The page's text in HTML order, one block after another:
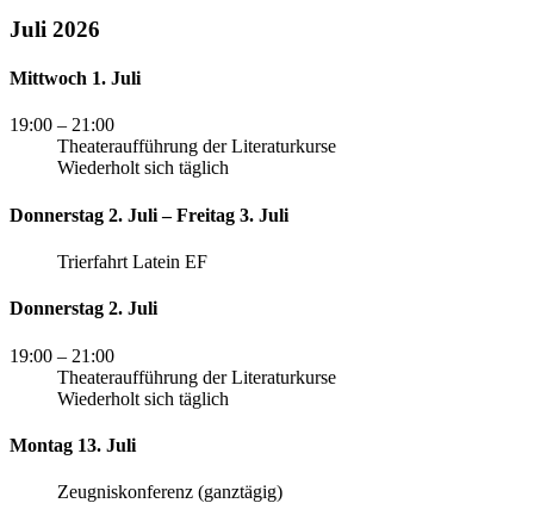
Juli 2026
Mittwoch 1. Juli
19:00 – 21:00
Theateraufführung der Literaturkurse
Wiederholt sich täglich
Donnerstag 2. Juli – Freitag 3. Juli
Trierfahrt Latein EF
Donnerstag 2. Juli
19:00 – 21:00
Theateraufführung der Literaturkurse
Wiederholt sich täglich
Montag 13. Juli
Zeugniskonferenz (ganztägig)